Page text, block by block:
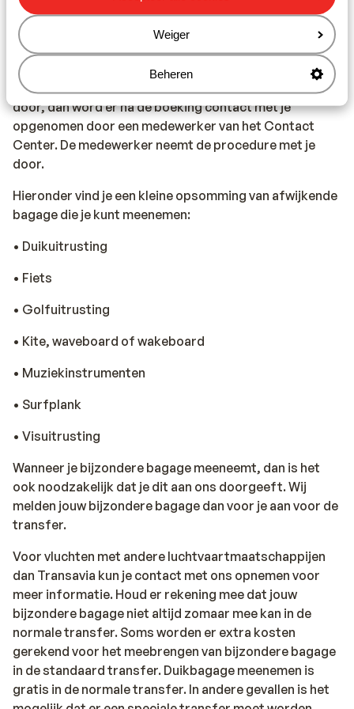
Weiger
Beheren
ambulance nodig heeft, bel je 123.
Bagage:
Neem je afwijkende bagage mee, dan kun je dit
aangeven tijdens de online boeking. Geef je dit direct
door, dan word er na de boeking contact met je
opgenomen door een medewerker van het Contact
Center. De medewerker neemt de procedure met je
door.
Hieronder vind je een kleine opsomming van afwijkende
bagage die je kunt meenemen:
• Duikuitrusting
• Fiets
• Golfuitrusting
• Kite, waveboard of wakeboard
• Muziekinstrumenten
• Surfplank
• Visuitrusting
Wanneer je bijzondere bagage meeneemt, dan is het
ook noodzakelijk dat je dit aan ons doorgeeft. Wij
melden jouw bijzondere bagage dan voor je aan voor de
transfer.
Voor vluchten met andere luchtvaartmaatschappijen
dan Transavia kun je contact met ons opnemen voor
meer informatie. Houd er rekening mee dat jouw
bijzondere bagage niet altijd zomaar mee kan in de
normale transfer. Soms worden er extra kosten
gerekend voor het meebrengen van bijzondere bagage
in de standaard transfer. Duikbagage meenemen is
gratis in de normale transfer. In andere gevallen is het